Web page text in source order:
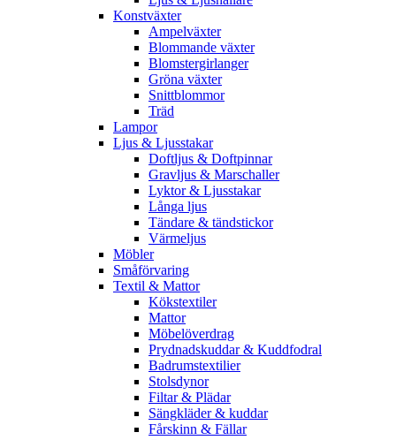
Konstväxter
Ampelväxter
Blommande växter
Blomstergirlanger
Gröna växter
Snittblommor
Träd
Lampor
Ljus & Ljusstakar
Doftljus & Doftpinnar
Gravljus & Marschaller
Lyktor & Ljusstakar
Långa ljus
Tändare & tändstickor
Värmeljus
Möbler
Småförvaring
Textil & Mattor
Kökstextiler
Mattor
Möbelöverdrag
Prydnadskuddar & Kuddfodral
Badrumstextilier
Stolsdynor
Filtar & Plädar
Sängkläder & kuddar
Fårskinn & Fällar